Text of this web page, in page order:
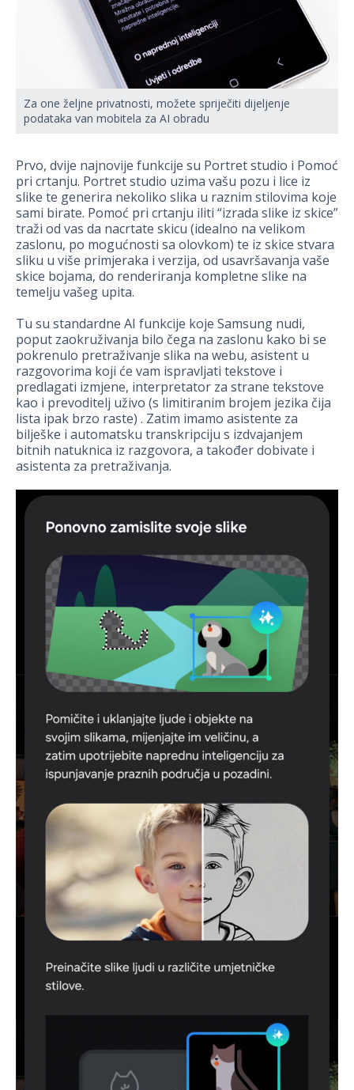
Za one željne privatnosti, možete spriječiti dijeljenje
podataka van mobitela za AI obradu
Prvo, dvije najnovije funkcije su Portret studio i Pomoć
pri crtanju. Portret studio uzima vašu pozu i lice iz
slike te generira nekoliko slika u raznim stilovima koje
sami birate. Pomoć pri crtanju iliti “izrada slike iz skice”
traži od vas da nacrtate skicu (idealno na velikom
zaslonu, po mogućnosti sa olovkom) te iz skice stvara
sliku u više primjeraka i verzija, od usavršavanja vaše
skice bojama, do renderiranja kompletne slike na
temelju vašeg upita.
Tu su standardne AI funkcije koje Samsung nudi,
poput zaokruživanja bilo čega na zaslonu kako bi se
pokrenulo pretraživanje slika na webu, asistent u
razgovorima koji će vam ispravljati tekstove i
predlagati izmjene, interpretator za strane tekstove
kao i prevoditelj uživo (s limitiranim brojem jezika čija
lista ipak brzo raste) . Zatim imamo asistente za
bilješke i automatsku transkripciju s izdvajanjem
bitnih natuknica iz razgovora, a također dobivate i
asistenta za pretraživanja.